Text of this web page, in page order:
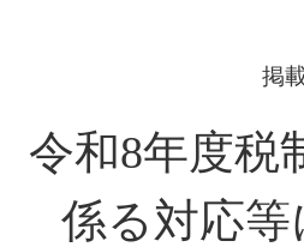
掲
令和8年度税
係る対応等